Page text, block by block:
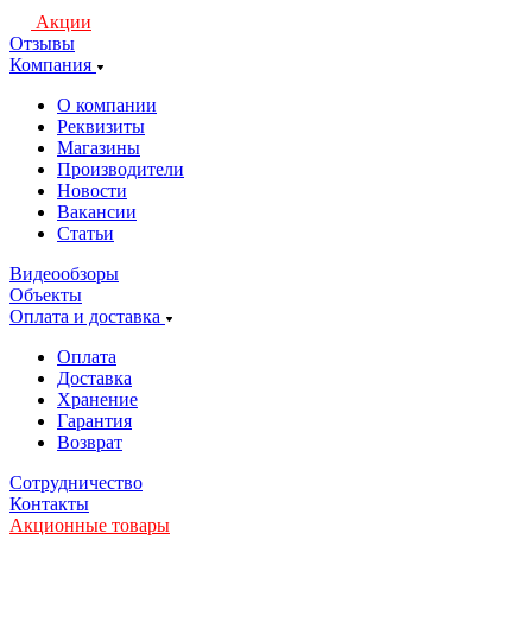
Акции
Отзывы
Компания
О компании
Реквизиты
Магазины
Производители
Новости
Вакансии
Статьи
Видеообзоры
Объекты
Оплата и доставка
Оплата
Доставка
Хранение
Гарантия
Возврат
Сотрудничество
Контакты
Акционные товары